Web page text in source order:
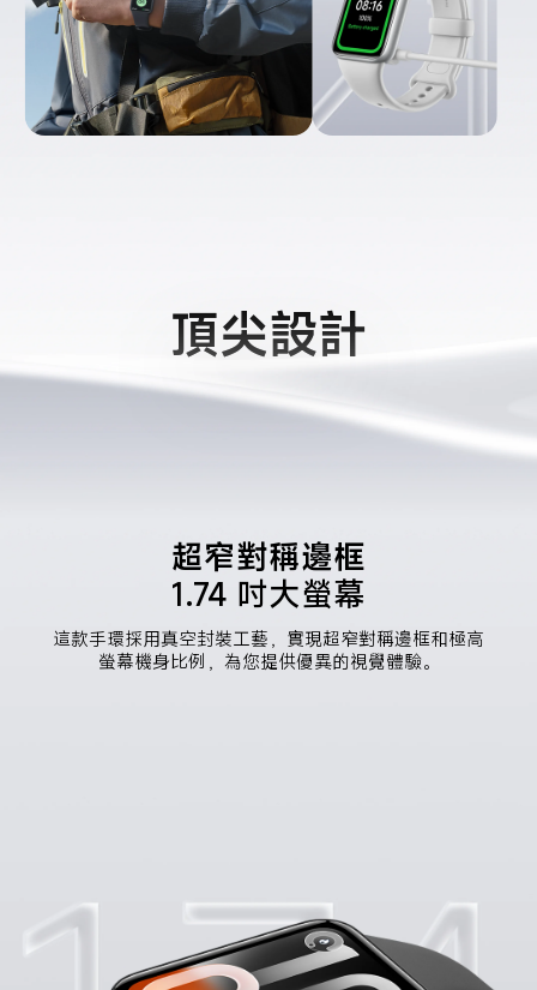
頂尖設計
超窄對稱邊框
1.74 吋大螢幕
這款手環採用真空封裝工藝，實現超窄對稱邊框和極高
螢幕機身比例，為您提供優異的視覺體驗。